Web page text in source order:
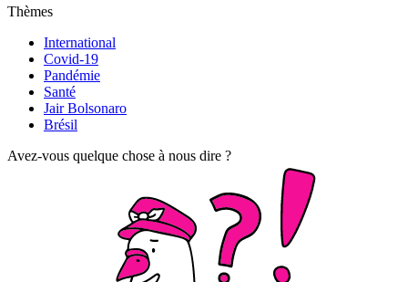
Thèmes
International
Covid-19
Pandémie
Santé
Jair Bolsonaro
Brésil
Avez-vous quelque chose à nous dire ?